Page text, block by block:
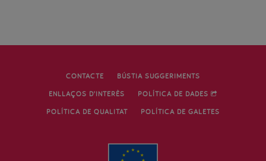
CONTACTE
BÚSTIA SUGGERIMENTS
ENLLAÇOS D’INTERÈS
POLÍTICA DE DADES
POLÍTICA DE QUALITAT
POLÍTICA DE GALETES